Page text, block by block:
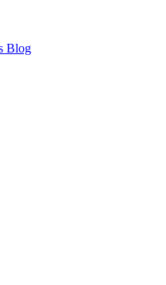
Blog